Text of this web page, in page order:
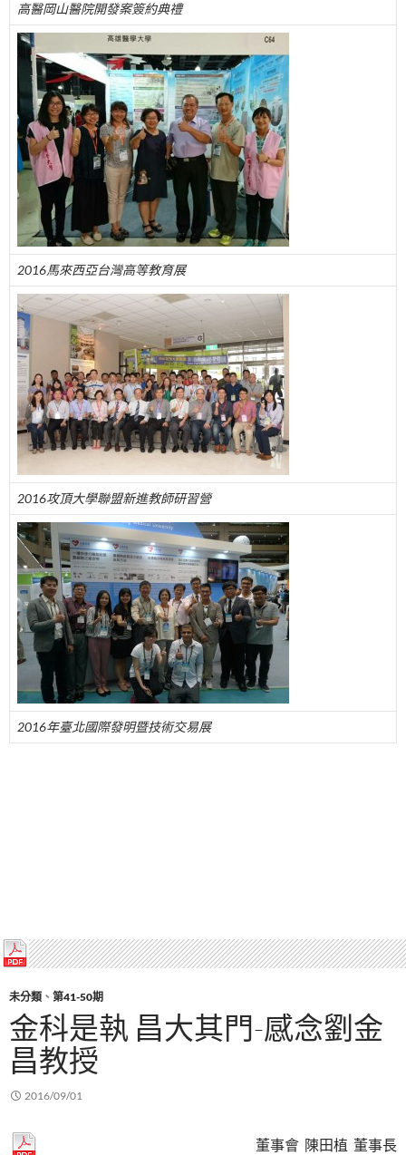
高醫岡山醫院開發案簽約典禮
2016馬來西亞台灣高等教育展
2016攻頂大學聯盟新進教師研習營
2016年臺北國際發明暨技術交易展
未分類 、 第41-50期
金科是執 昌大其門-感念劉金
昌教授
2016/09/01
董事會 陳田植 董事長